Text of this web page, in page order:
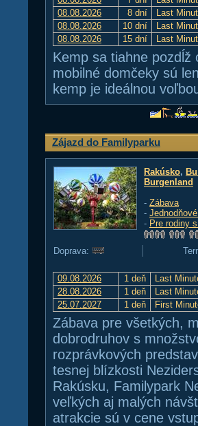
08.08.2026
8 dní Last
08.08.2026
10 dní Last
08.08.2026
15 dní Last
Kemp sa tiahne pozdĺž
mobilné domčeky sú
kemp je ideálnou
Zájazd do Familyparku
Rakúsko,
Burgenland
- Zábava
-
- Pre rodiny
Doprava:
09.08.2026 1 deň Last
28.08.2026
1 deň Last
25.07.2027
1 deň First
Zábava pre všetkých,
dobrodruhov s
rozprávkových
tesnej blízkosti
Rakúsku, Familypark
veľkých aj malých
atrakcie sú v cene